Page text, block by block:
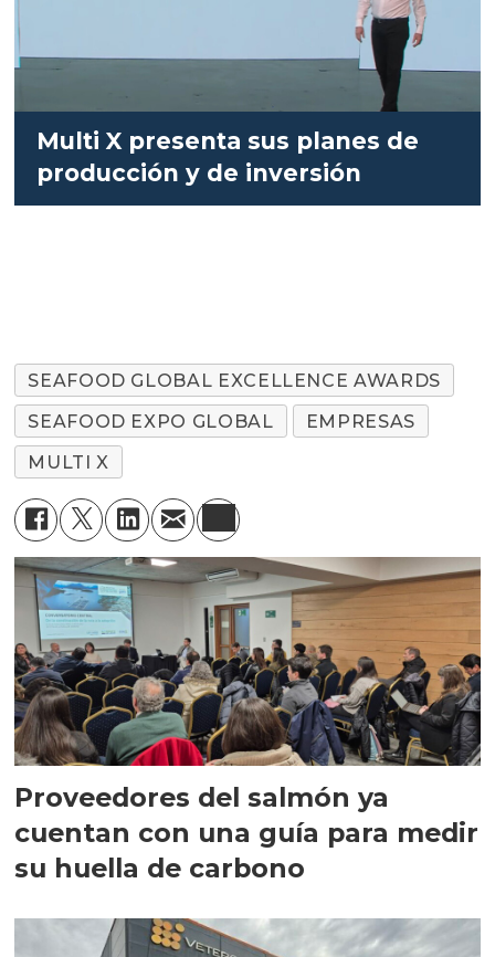
Multi X presenta sus planes de
producción y de inversión
SEAFOOD GLOBAL EXCELLENCE AWARDS
SEAFOOD EXPO GLOBAL
EMPRESAS
MULTI X
Proveedores del salmón ya
cuentan con una guía para medir
su huella de carbono